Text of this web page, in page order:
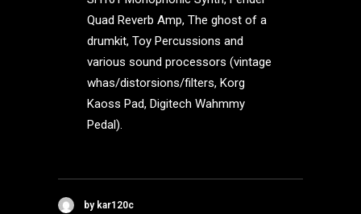
Quad Reverb Amp, The ghost of a
drumkit, Toy Percussions and
various sound processors (vintage
whas/distorsions/filters, Korg
Kaoss Pad, Digitech Wahmmy
Pedal).
by kar120c